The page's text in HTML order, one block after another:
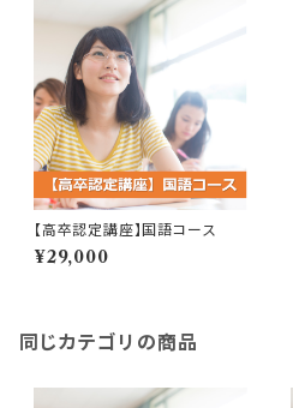
【高卒認定講座】国語コース
¥29,000
同じカテゴリの商品